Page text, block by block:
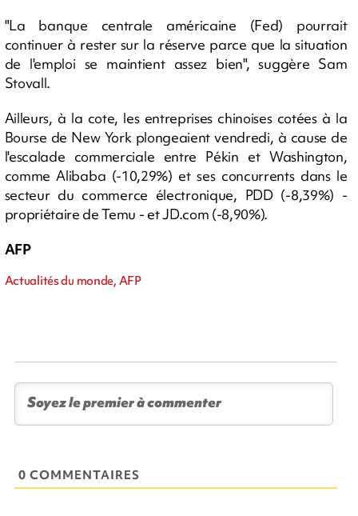
"La banque centrale américaine (Fed) pourrait
continuer à rester sur la réserve parce que la situation
de l'emploi se maintient assez bien", suggère Sam
Stovall.
Ailleurs, à la cote, les entreprises chinoises cotées à la
Bourse de New York plongeaient vendredi, à cause de
l'escalade commerciale entre Pékin et Washington,
comme Alibaba (-10,29%) et ses concurrents dans le
secteur du commerce électronique, PDD (-8,39%) -
propriétaire de Temu - et JD.com (-8,90%).
AFP
Actualités du monde, AFP
0 COMMENTAIRES